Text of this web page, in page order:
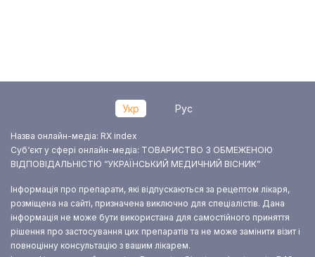
Укр Рус
Назва онлайн-медіа: RX index
Суб‘єкт у сфері онлайн-медіа: ТОВАРИСТВО З ОБМЕЖЕНОЮ
ВІДПОВІДАЛЬНІСТЮ “УКРАЇНСЬКИЙ МЕДИЧНИЙ ВІСНИК”
Інформація про препарати, які відпускаються за рецептом лікаря,
розміщена на сайті, призначена виключно для спеціалістів. Дана
інформація не може бути використана для самостійного приняття
рішення про застосування цих препаратів та не може замінити візит і
повноцінну консультацію з вашим лікарем.